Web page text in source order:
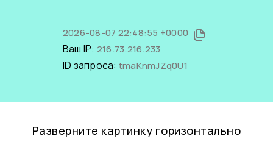
2026-08-07 22:48:55 +0000
Ваш IP: 216.73.216.233
ID запроса: tmaKnmJZq0U1
Разверните картинку горизонтально